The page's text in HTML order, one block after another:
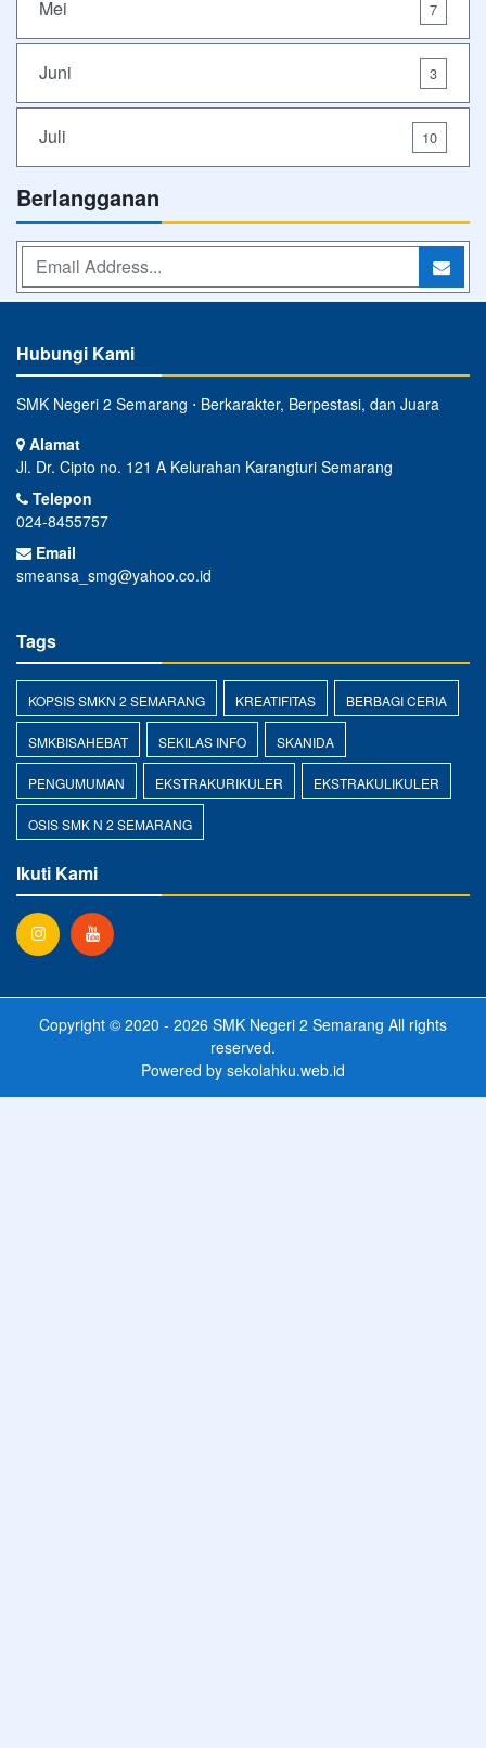
Mei 7
Juni 3
Juli 10
Berlangganan
Hubungi Kami
SMK Negeri 2 Semarang ⋅ Berkarakter, Berpestasi, dan Juara
Alamat
Jl. Dr. Cipto no. 121 A Kelurahan Karangturi Semarang
Telepon
024-8455757
Email
smeansa_smg@yahoo.co.id
Tags
KOPSIS SMKN 2 SEMARANG KREATIFITAS BERBAGI CERIA
SMKBISAHEBAT SEKILAS INFO SKANIDA
PENGUMUMAN EKSTRAKURIKULER EKSTRAKULIKULER
OSIS SMK N 2 SEMARANG
Ikuti Kami
Copyright © 2020 - 2026 SMK Negeri 2 Semarang All rights
reserved.
Powered by sekolahku.web.id